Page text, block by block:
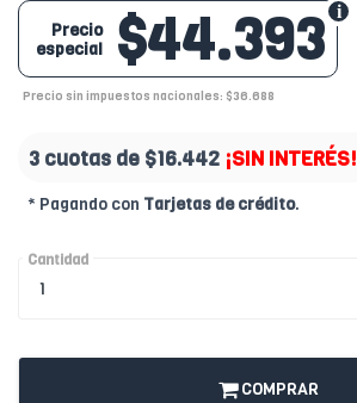
$44.393
Precio
especial
Precio sin impuestos nacionales: $36.688
3 cuotas de $16.442 ¡SIN INTERÉS!
* Pagando con Tarjetas de crédito.
Cantidad
COMPRAR